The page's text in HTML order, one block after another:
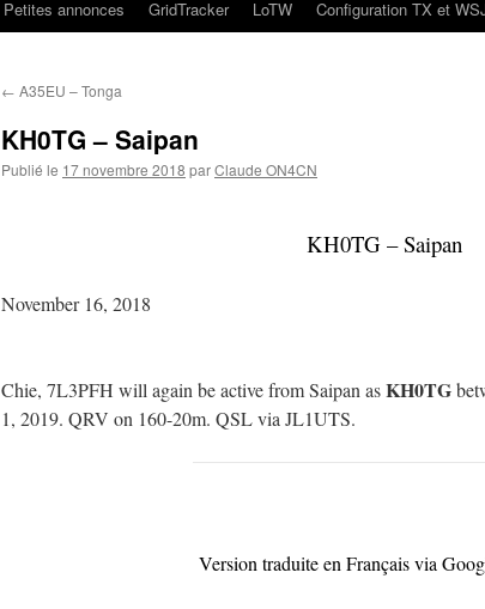
Petites annonces
GridTracker LoTW Configuration TX et
← A35EU – Tonga
KH0TG – Saipan
Publié le 17 novembre 2018 parClaude ON4CN
KH0TG – Saipan
November 16, 2018
Chie, 7L3PFH will again be active from Saipan asKH0TG
1, 2019. QRV on 160-20m. QSL via JL1UTS.
Version traduite en Français via